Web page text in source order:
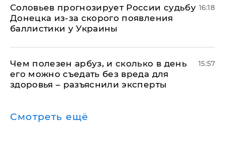
Соловьев прогнозирует России судьбу
Донецка из-за скорого появления
баллистики у Украины
16:18
Чем полезен арбуз, и сколько в день
его можно съедать без вреда для
здоровья – разъяснили эксперты
15:57
Смотреть ещё